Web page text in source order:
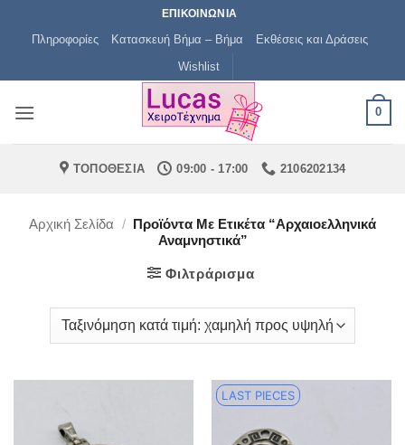
ΕΠΙΚΟΙΝΩΝΙΑ
Πληροφορίες Κατασκευή Βήμα – Βήμα
Εκθέσεις και Δράσεις
Wishlist
0
ΤΟΠΟΘΕΣΙΑ 09:00 - 17:00 2106202134
Αρχική Σελίδα / Προϊόντα Με Ετικέτα “αρχαιοελληνικά
Αναμνηστικά”
Φιλτράρισμα
LAST PIECES